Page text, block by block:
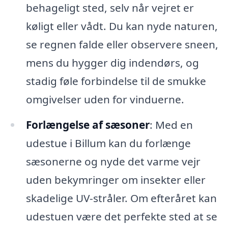
behageligt sted, selv når vejret er
køligt eller vådt. Du kan nyde naturen,
se regnen falde eller observere sneen,
mens du hygger dig indendørs, og
stadig føle forbindelse til de smukke
omgivelser uden for vinduerne.
Forlængelse af sæsoner: Med en
udestue i Billum kan du forlænge
sæsonerne og nyde det varme vejr
uden bekymringer om insekter eller
skadelige UV-stråler. Om efteråret kan
udestuen være det perfekte sted at se